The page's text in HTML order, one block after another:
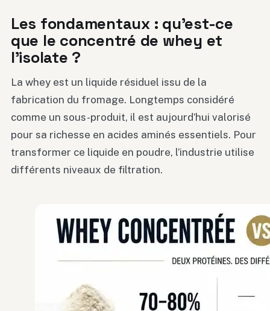
Les fondamentaux : qu’est-ce
que le concentré de whey et
l’isolate ?
La whey est un liquide résiduel issu de la
fabrication du fromage. Longtemps considéré
comme un sous-produit, il est aujourd’hui valorisé
pour sa richesse en acides aminés essentiels. Pour
transformer ce liquide en poudre, l’industrie utilise
différents niveaux de filtration.